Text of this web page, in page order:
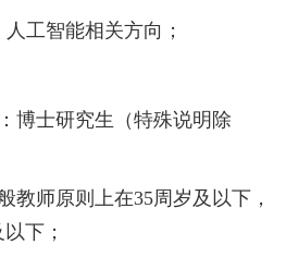
工智能相关方向；
博士研究生（特殊说明除
教师原则上在35周岁及以下，
下；